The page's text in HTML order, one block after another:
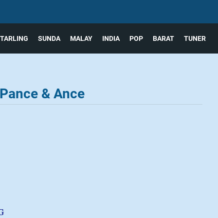
TARLING SUNDA MALAY INDIA POP BARAT TUNER
& Ance